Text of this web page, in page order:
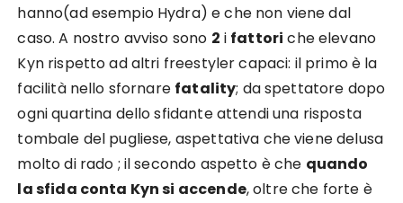
hanno(ad esempio Hydra) e che non viene dal
caso. A nostro avviso sono 2 i fattori che elevano
Kyn rispetto ad altri freestyler capaci: il primo è la
facilità nello sfornare fatality; da spettatore dopo
ogni quartina dello sfidante attendi una risposta
tombale del pugliese, aspettativa che viene delusa
molto di rado ; il secondo aspetto è che quando
la sfida conta Kyn si accende, oltre che forte è